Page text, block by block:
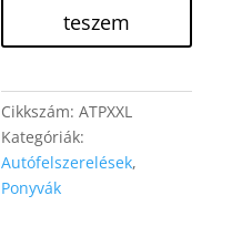
XXL
mennyiség
teszem
Cikkszám:ATPXXL
Kategóriák:
Autófelszerelések,
Ponyvák